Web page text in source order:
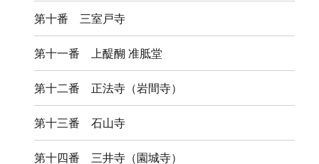
第十番 三室戸寺
第十一番 上醍醐 准胝堂
第十二番 正法寺（岩間寺）
第十三番 石山寺
第十四番 三井寺（園城寺）